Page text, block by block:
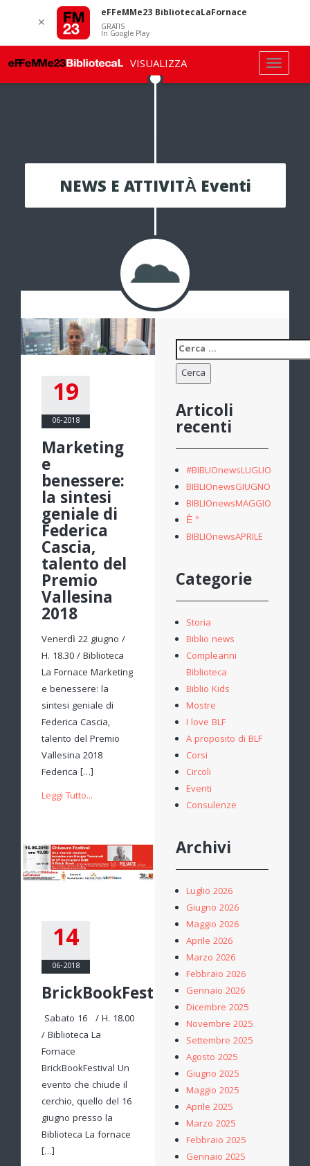
NEWS E ATTIVITÀ Eventi
19
06-2018
Marketing
e
benessere:
la sintesi
geniale di
Federica
Cascia,
talento del
Premio
Vallesina
2018
Venerdì 22 giugno /
H. 18.30 / Biblioteca
La Fornace Marketing
e benessere: la
sintesi geniale di
Federica Cascia,
talento del Premio
Vallesina 2018
Federica […]
Leggi Tutto...
14
06-2018
BrickBookFestival
Sabato 16 / H. 18.00
/ Biblioteca La
Fornace
BrickBookFestival Un
evento che chiude il
cerchio, quello del 16
giugno presso la
Biblioteca La fornace
[…]
Ricerca
per:
Articoli
recenti
#BIBLIOnewsLUGLIO
BIBLIOnewsGIUGNO
BIBLIOnewsMAGGIO
È °
BIBLIOnewsAPRILE
Categorie
Storia
Biblio news
Compleanni
Biblioteca
Biblio Kids
Mostre
I love BLF
A proposito di BLF
Corsi
Circoli
Eventi
Consulenze
Archivi
Luglio 2026
Giugno 2026
Maggio 2026
Aprile 2026
Marzo 2026
Febbraio 2026
Gennaio 2026
Dicembre 2025
Novembre 2025
Settembre 2025
Agosto 2025
Giugno 2025
Maggio 2025
Aprile 2025
Marzo 2025
Febbraio 2025
Gennaio 2025
✕
eFFeMMe23 BibliotecaLaFornace
GRATIS
In Google Play
VISUALIZZA